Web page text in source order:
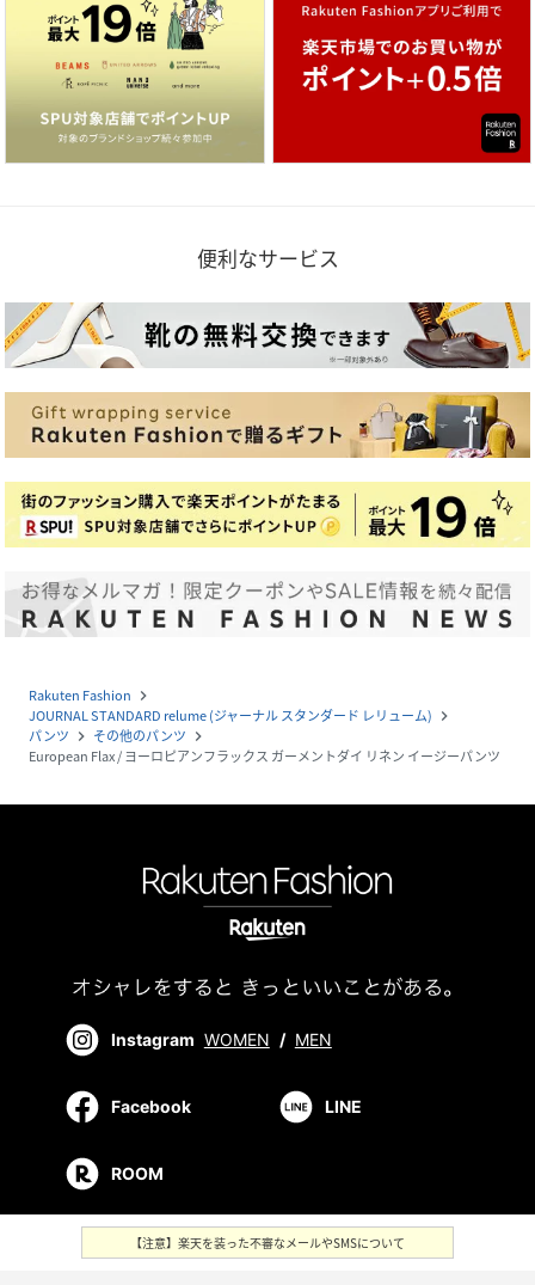
便利なサービス
Rakuten Fashion navigate_next
JOURNAL STANDARD relume (ジャーナル スタンダード レリューム) navigate_next
パンツ navigate_next その他のパンツ navigate_next
European Flax / ヨーロピアンフラックス ガーメントダイ リネン イージーパンツ
Instagram WOMEN / MEN
Facebook LINE
ROOM
【注意】楽天を装った不審なメールやSMSについて